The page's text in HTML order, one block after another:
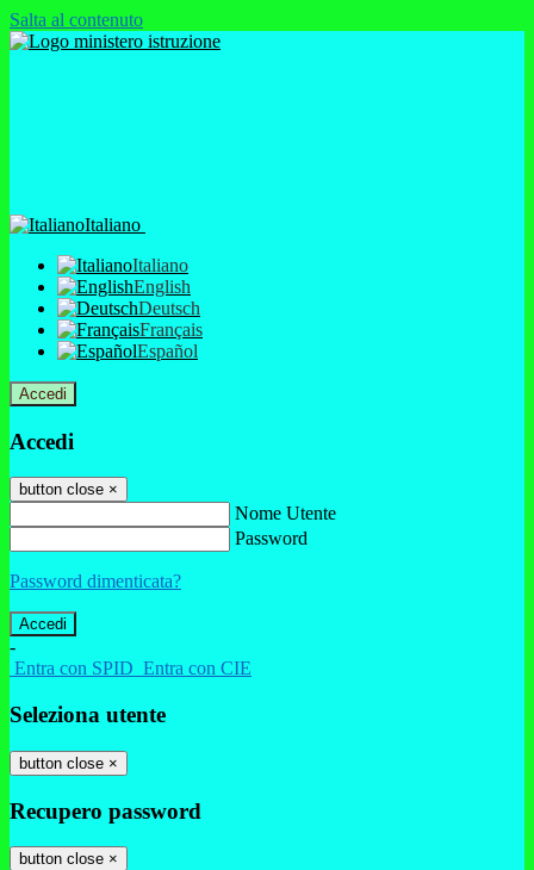
Salta al contenuto
Italiano
Italiano
English
Deutsch
Français
Español
Accedi
Accedi
button close ×
Nome Utente
Password
Password dimenticata?
-
Entra con SPID Entra con CIE
Seleziona utente
button close ×
Recupero password
button close ×